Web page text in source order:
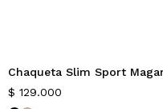
Nuevo
Chaqueta Slim Sport
$ 129.000